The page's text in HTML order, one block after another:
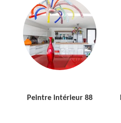
Peintre intérieur 88